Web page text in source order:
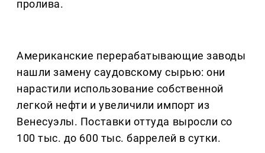
пролива.
Американские перерабатывающие заводы
нашли замену саудовскому сырью: они
нарастили использование собственной
легкой нефти и увеличили импорт из
Венесуэлы. Поставки оттуда выросли со
100 тыс. до 600 тыс. баррелей в сутки.